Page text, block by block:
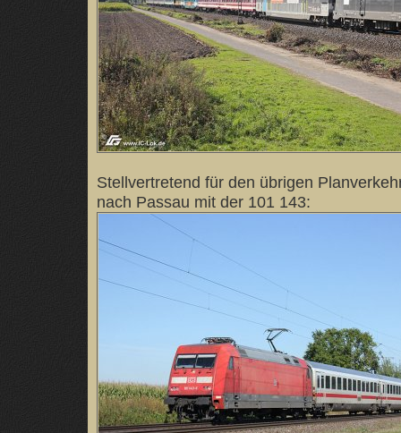
Stellvertretend für den übrigen
nach Passau mit der 101 143: